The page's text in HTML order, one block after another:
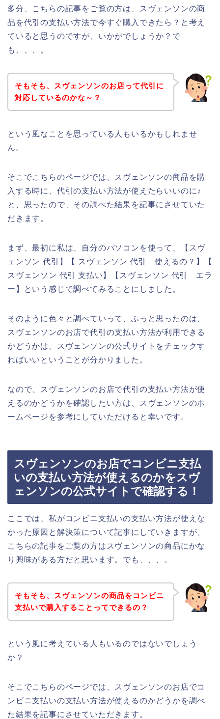
多分、こちらの記事をご覧の方は、スヴェンソンの商
品を代引の支払い方法で今すぐ購入できたら？と考え
ていると思うのですが、いかがでしょうか？で
も、、、。
そもそも、スヴェンソンのお店って代引に
対応しているのかな～？
という風なことを思っている人もいるかもしれませ
ん。
そこでこちらのページでは、スヴェンソンの商品を購
入する時に、代引の支払い方法が使えたらいいのに♪
と、思ったので、その調べた結果を記事にさせていた
だきます。
まず、最初に私は、自分のパソコンを使って、【スヴ
ェンソン 代引】【 スヴェンソン 代引 使えるの？】【
スヴェンソン 代引 支払い】【スヴェンソン 代引 エラ
ー】という感じで調べてみることにしました。
そのように色々と調べていって、ふっと思ったのは、
スヴェンソンのお店で代引の支払い方法が利用できる
かどうかは、スヴェンソンの公式サイトをチェックす
ればいいということが分かりました。
なので、スヴェンソンのお店で代引の支払い方法が使
えるのかどうかを確認したい方は、スヴェンソンのホ
ームページを参考にしていただけると幸いです。
スヴェンソンのお店でコンビニ支払
いの支払い方法が使えるのかをスヴ
ェンソンの公式サイトで確認する！
ここでは、私がコンビニ支払いの支払い方法が使えな
かった原因と解決策について記事にしていきますが、
こちらの記事をご覧の方はスヴェンソンの商品にかな
り興味がある方だと思います。でも、、、。
そもそも、スヴェンソンの商品をコンビニ
支払いで購入することってできるの？
という風に考えている人もいるのではないでしょう
か？
そこでこちらのページでは、スヴェンソンのお店でコ
ンビニ支払いの支払い方法が使えるのかどうかを調べ
た結果を記事にさせていただきます。